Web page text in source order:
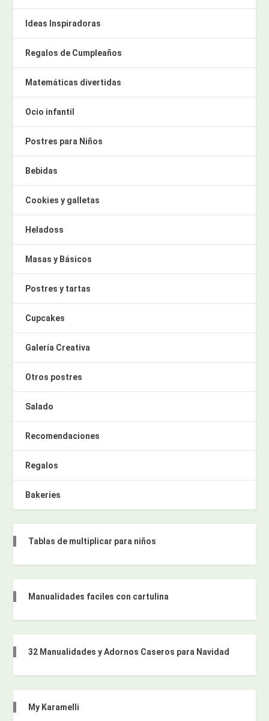
Ideas Inspiradoras
Regalos de Cumpleaños
Matemáticas divertidas
Ocio infantil
Postres para Niños
Bebidas
Cookies y galletas
Heladoss
Masas y Básicos
Postres y tartas
Cupcakes
Galería Creativa
Otros postres
Salado
Recomendaciones
Regalos
Bakeries
Tablas de multiplicar para niños
Manualidades faciles con cartulina
32 Manualidades y Adornos Caseros para Navidad
My Karamelli